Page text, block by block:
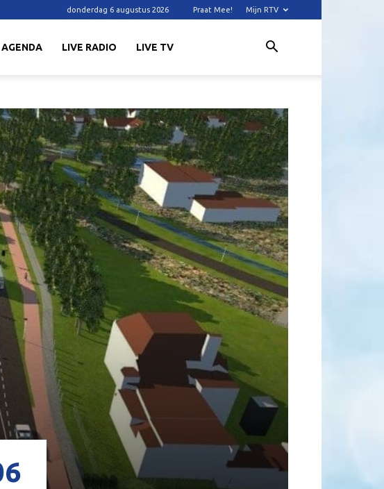
donderdag 6 augustus 2026 Praat Mee! Mijn RTV
AGENDA LIVE RADIO LIVE TV